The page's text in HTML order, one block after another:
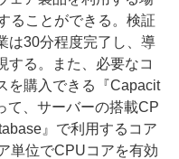
ることができる。検証
は30分程度完了し、導
する。また、必要なコ
を購入できる『Capacit
て、サーバーの搭載CP
』で利用するコア
単位でCPUコアを有効